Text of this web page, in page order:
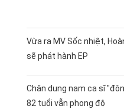
Vừa ra MV Sốc nhiệt,
sẽ phát hành EP
Chân dung nam ca sĩ
82 tuổi vẫn phong độ